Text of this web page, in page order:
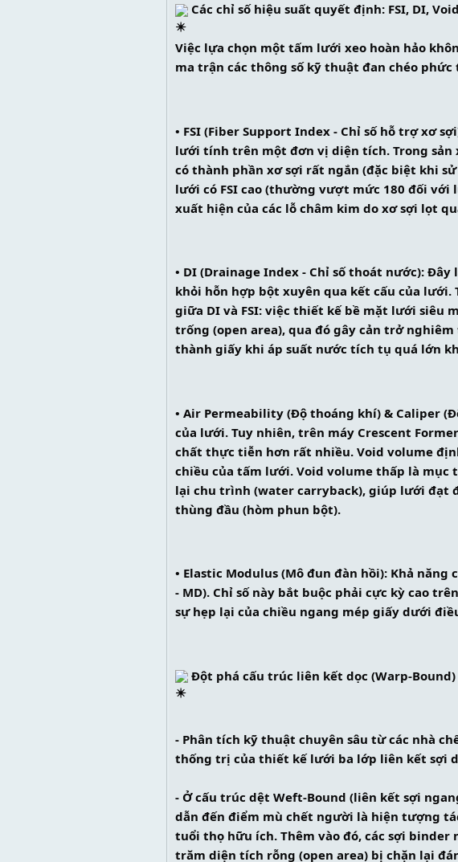
Các chỉ số hiệu suất quyết định: FSI, DI,
Việc lựa chọn một tấm lưới xeo hoàn hảo
ma trận các thông số kỹ thuật đan chéo phức
• FSI (Fiber Support Index - Chỉ số hỗ trợ xơ
lưới tính trên một đơn vị diện tích. Trong sản
có thành phần xơ sợi rất ngắn (đặc biệt khi
lưới có FSI cao (thường vượt mức 180 đối với
xuất hiện của các lỗ châm kim do xơ sợi lọt
• DI (Drainage Index - Chỉ số thoát nước):
khỏi hỗn hợp bột xuyên qua kết cấu của
giữa DI và FSI: việc thiết kế bề mặt lưới siêu
trống (open area), qua đó gây cản trở
thành giấy khi áp suất nước tích tụ quá lớn
• Air Permeability (Độ thoáng khí) & Caliper
của lưới. Tuy nhiên, trên máy Crescent
chất thực tiễn hơn rất nhiều. Void volume
chiều của tấm lưới. Void volume thấp là
lại chu trình (water carryback), giúp lưới đạt
thùng đầu (hòm phun bột).
• Elastic Modulus (Mô đun đàn hồi): Khả
- MD). Chỉ số này bắt buộc phải cực kỳ cao
sự hẹp lại của chiều ngang mép giấy dưới
Đột phá cấu trúc liên kết dọc (Warp-
- Phân tích kỹ thuật chuyên sâu từ các nhà
thống trị của thiết kế lưới ba lớp liên kết sợi
- Ở cấu trúc dệt Weft-Bound (liên kết sợi
dẫn đến điểm mù chết người là hiện tượng
tuổi thọ hữu ích. Thêm vào đó, các sợi
trăm diện tích rỗng (open area) bị chặn lại